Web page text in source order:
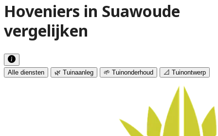
Hoveniers in Suawoude
vergelijken
Alle diensten 🌿 Tuinaanleg 🌱 Tuinonderhoud 📐 Tuinontwerp